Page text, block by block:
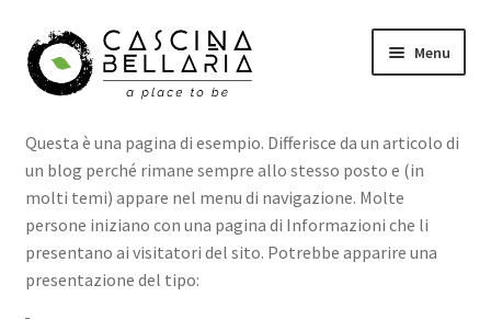
Vai
alla
navigazione
Vai
al
contenuto
Menu
Questa è una pagina di esempio. Differisce da un articolo di
un blog perché rimane sempre allo stesso posto e (in
molti temi) appare nel menu di navigazione. Molte
persone iniziano con una pagina di Informazioni che li
presentano ai visitatori del sito. Potrebbe apparire una
presentazione del tipo: